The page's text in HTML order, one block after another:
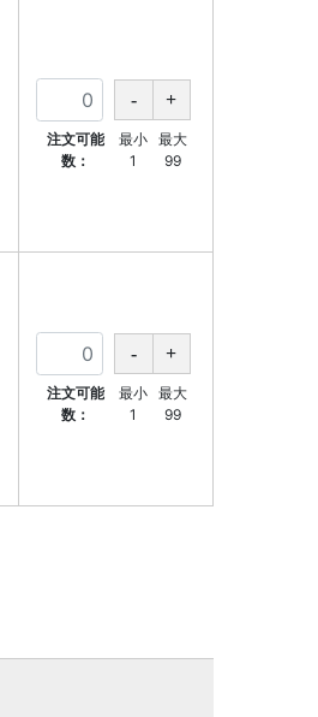
注文可能
数：
最小
1
最大
99
注文可能
数：
最小
1
最大
99